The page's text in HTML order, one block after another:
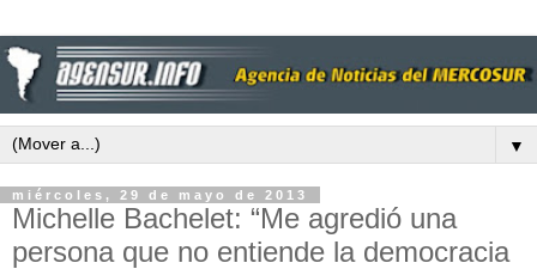
▼
miércoles, 29 de mayo de 2013
Michelle Bachelet: “Me agredió una
persona que no entiende la democracia